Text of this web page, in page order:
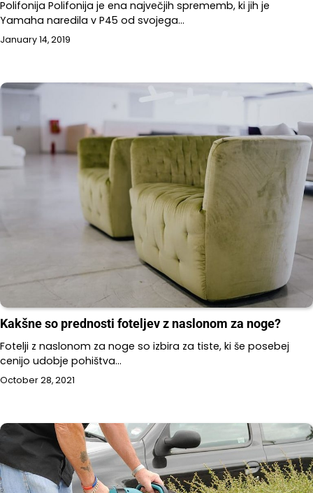
Polifonija Polifonija je ena največjih sprememb, ki jih je
Yamaha naredila v P45 od svojega…
January 14, 2019
Kakšne so prednosti foteljev z naslonom za noge?
Fotelji z naslonom za noge so izbira za tiste, ki še posebej
cenijo udobje pohištva…
October 28, 2021